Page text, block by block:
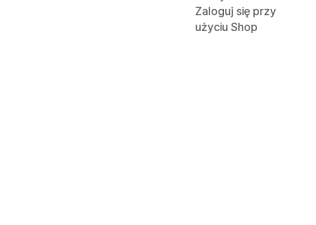
Zaloguj się przy
użyciu Shop